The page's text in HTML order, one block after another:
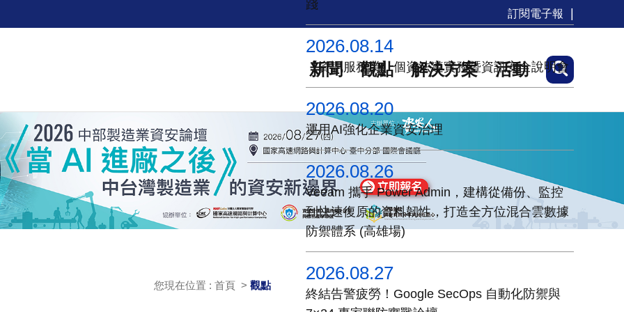
訂閱電子報
新聞 觀點 解決方案 活動
您現在位置 : 首頁 > 觀點
踐
2026.08.14
【資訊服務業】個資法遵實務暨資訊安全說明會
2026.08.20
運用AI強化企業資安治理
2026.08.26
Veeam 攜手 Power Admin，建構從備份、監控
到快速復原的資料韌性，打造全方位混合雲數據
防禦體系 (高雄場)
2026.08.27
終結告警疲勞！Google SecOps 自動化防禦與